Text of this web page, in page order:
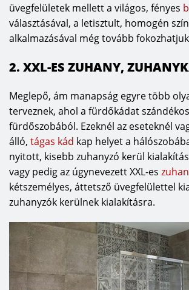
üvegfelületek mellett a világos, fényes
választásával, a letisztult, homogén
alkalmazásával még tovább
2. XXL-ES ZUHANY,
Meglepő, ám manapság egyre több
terveznek, ahol a fürdőkádat
fürdőszobából. Ezeknél az eseteknél
álló, tágas kád kap helyet a
nyitott, kisebb zuhanyzó kerül
vagy pedig az úgynevezett XXL-es
kétszemélyes, áttetsző üvegfelülettel
zuhanyzók kerülnek kialakításra.